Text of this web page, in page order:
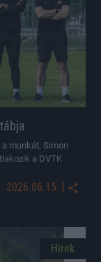
munkát, Simon
a DVTK
2026.06.15. |
Hírek